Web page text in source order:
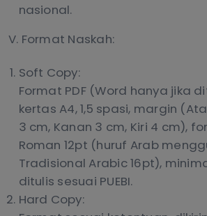
nasional.
V. Format Naskah:
Soft Copy:
Format PDF (Word hanya jika
kertas A4, 1,5 spasi, margin
3 cm, Kanan 3 cm, Kiri 4 cm),
Roman 12pt (huruf Arab
Tradisional Arabic 16pt),
ditulis sesuai PUEBI.
Hard Copy: